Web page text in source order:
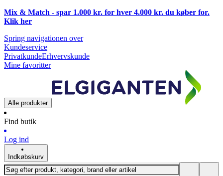
Mix & Match - spar 1.000 kr. for hver 4.000 kr. du køber for.
Klik her
Spring navigationen over
Kundeservice
PrivatkundeErhvervskunde
Mine favoritter
Alle produkter
Find butik
Log ind
Indkøbskurv